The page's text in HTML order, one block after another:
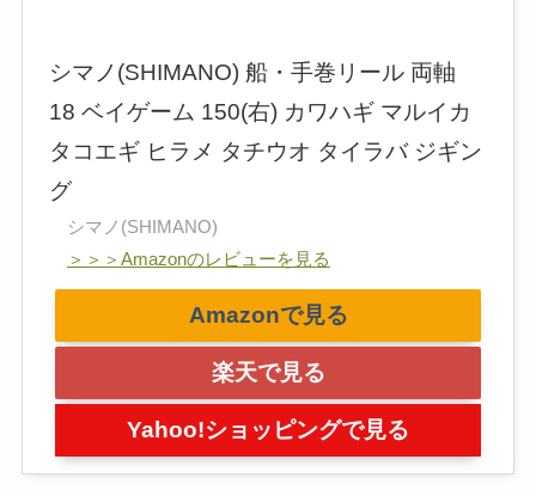
シマノ(SHIMANO) 船・手巻リール 両軸
18 ベイゲーム 150(右) カワハギ マルイカ
タコエギ ヒラメ タチウオ タイラバ ジギン
グ
シマノ(SHIMANO)
＞＞＞Amazonのレビューを見る
Amazonで見る
楽天で見る
Yahoo!ショッピングで見る